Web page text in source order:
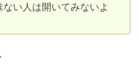
い人は開いてみないよ